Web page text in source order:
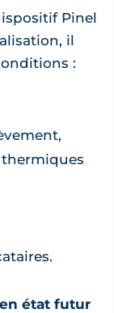
Pinel
il
:
état futur